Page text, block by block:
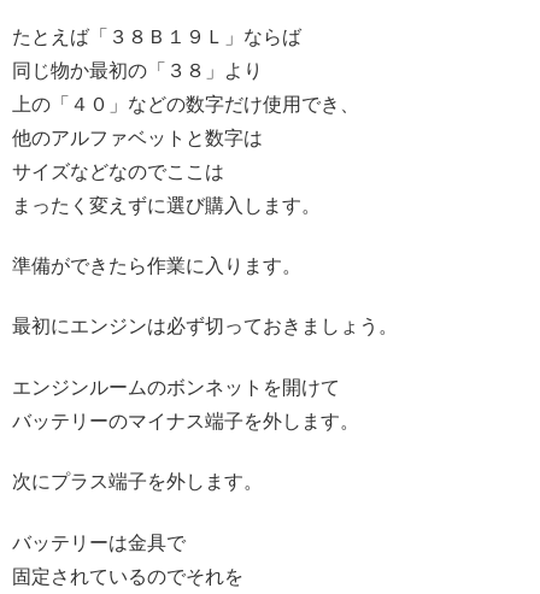
たとえば「３８Ｂ１９Ｌ」ならば
同じ物か最初の「３８」より
上の「４０」などの数字だけ使用でき、
他のアルファベットと数字は
サイズなどなのでここは
まったく変えずに選び購入します。
準備ができたら作業に入ります。
最初にエンジンは必ず切っておきましょう。
エンジンルームのボンネットを開けて
バッテリーのマイナス端子を外します。
次にプラス端子を外します。
バッテリーは金具で
固定されているのでそれを